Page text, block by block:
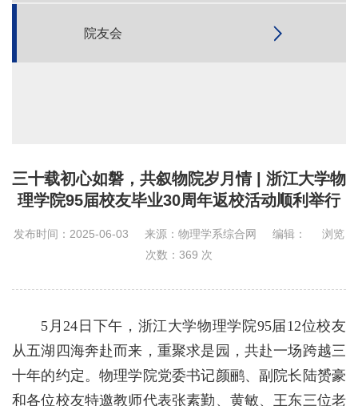
院友会
三十载初心如磐，共叙物院岁月情 | 浙江大学物
理学院95届校友毕业30周年返校活动顺利举行
发布时间：2025-06-03 来源：物理学系综合网 编辑：
浏览
次数： 369 次
5月24日下午，浙江大学物理学院95届12位校友
从五湖四海奔赴而来，重聚求是园，共赴一场跨越三
十年的约定。物理学院党委书记颜鹂、副院长陆赟豪
和各位校友特邀教师代表张素勤、黄敏、王东三位老